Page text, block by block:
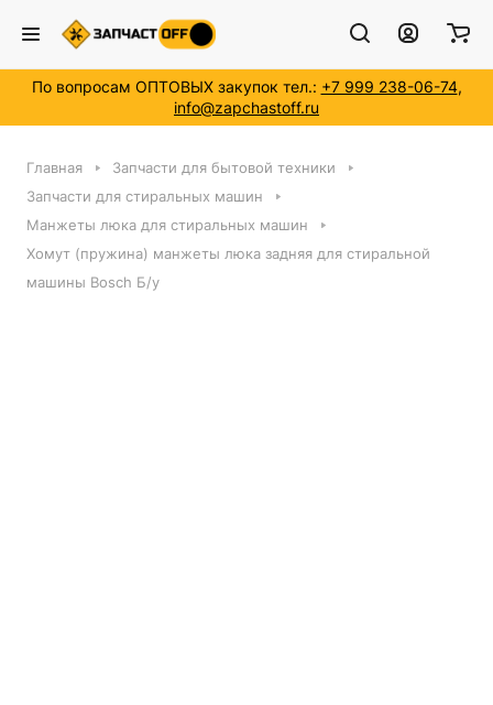
По вопросам ОПТОВЫХ закупок тел.: +7 999 238-06-74,
info@zapchastoff.ru
Главная
Запчасти для бытовой техники
Запчасти для стиральных машин
Манжеты люка для стиральных машин
Хомут (пружина) манжеты люка задняя для стиральной
машины Bosch Б/у